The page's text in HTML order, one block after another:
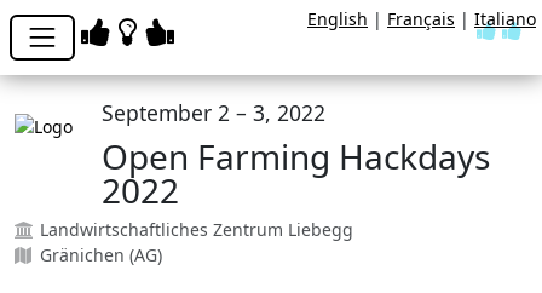
September 2 – 3, 2022
Open Farming Hackdays
2022
Landwirtschaftliches Zentrum Liebegg
Gränichen (AG)
English | Français | Italiano